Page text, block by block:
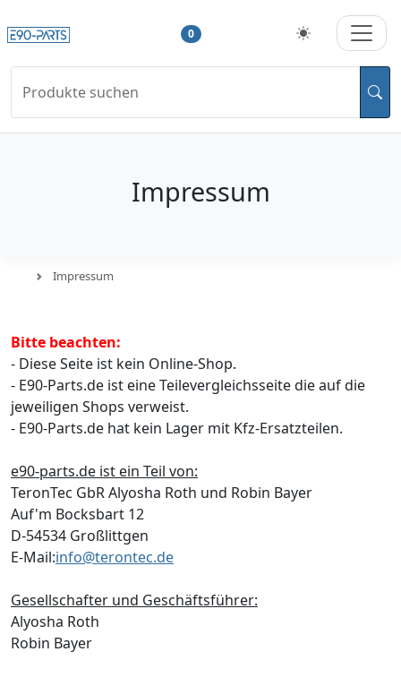
0
Produkte suchen
Impressum
Impressum
Bitte beachten:
- Diese Seite ist kein Online-Shop.
- E90-Parts.de ist eine Teilevergleichsseite die auf die
jeweiligen Shops verweist.
- E90-Parts.de hat kein Lager mit Kfz-Ersatzteilen.
e90-parts.de ist ein Teil von:
TeronTec GbR Alyosha Roth und Robin Bayer
Auf'm Bocksbart 12
D-54534 Großlittgen
E-Mail:info@terontec.de
Gesellschafter und Geschäftsführer:
Alyosha Roth
Robin Bayer